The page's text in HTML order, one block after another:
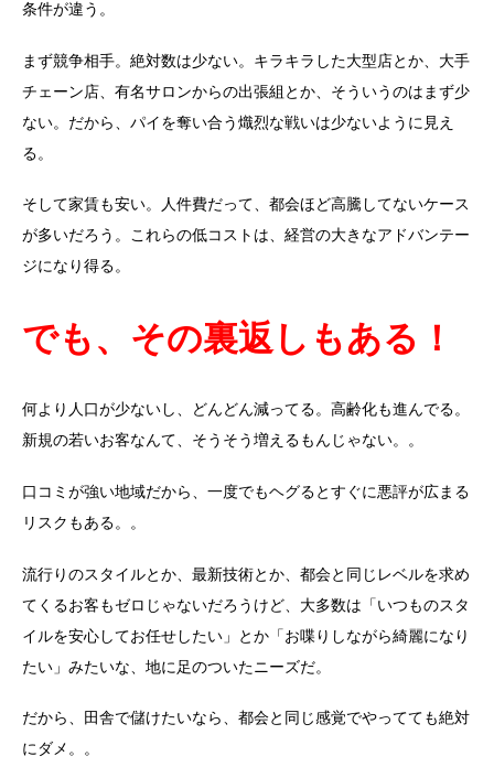
条件が違う。
まず競争相手。絶対数は少ない。キラキラした大型店とか、大手
チェーン店、有名サロンからの出張組とか、そういうのはまず少
ない。だから、パイを奪い合う熾烈な戦いは少ないように見え
る。
そして家賃も安い。人件費だって、都会ほど高騰してないケース
が多いだろう。これらの低コストは、経営の大きなアドバンテー
ジになり得る。
でも、その裏返しもある！
何より人口が少ないし、どんどん減ってる。高齢化も進んでる。
新規の若いお客なんて、そうそう増えるもんじゃない。。
口コミが強い地域だから、一度でもヘグるとすぐに悪評が広まる
リスクもある。。
流行りのスタイルとか、最新技術とか、都会と同じレベルを求め
てくるお客もゼロじゃないだろうけど、大多数は「いつものスタ
イルを安心してお任せしたい」とか「お喋りしながら綺麗になり
たい」みたいな、地に足のついたニーズだ。
だから、田舎で儲けたいなら、都会と同じ感覚でやってても絶対
にダメ。。